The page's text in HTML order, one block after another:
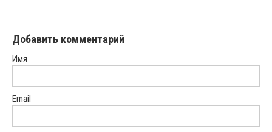
Добавить комментарий
Имя
Email